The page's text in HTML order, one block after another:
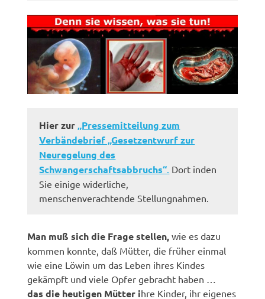
Hier zur„Pressemitteilung zum
Verbändebrief „Gesetzentwurf zur
Neuregelung des
Schwangerschaftsabbruchs“. Dort inden
Sie einige widerliche,
menschenverachtende Stellungnahmen.
Man muß sich die Frage stellen,wie es dazu
kommen konnte, daß Mütter, die früher einmal
wie eine Löwin um das Leben ihres Kindes
gekämpft und viele Opfer gebracht haben …
das die heutigen Mütter ihre Kinder, ihr eigenes